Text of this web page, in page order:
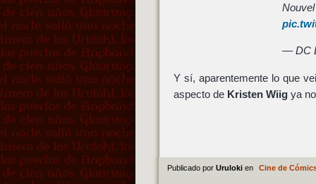
— DC
Y sí, aparentemente lo que
aspecto de Kristen Wiigya
Publicado por Uruloki en Cine de